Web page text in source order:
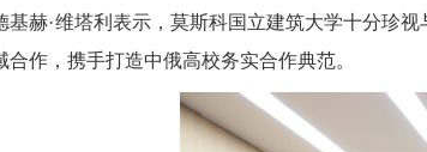
基赫·维塔利表示，莫斯科国立建筑大学十分珍
合作，携手打造中俄高校务实合作典范。